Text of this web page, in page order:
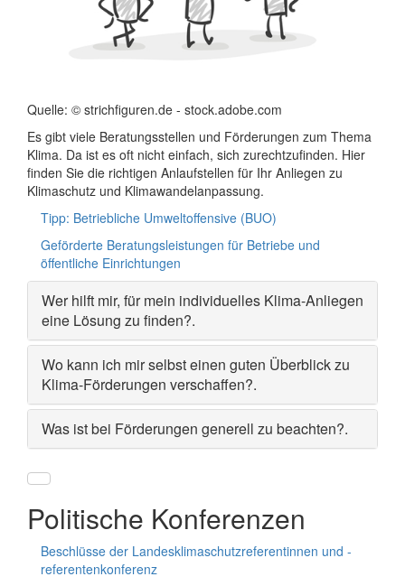
Quelle: © strichfiguren.de - stock.adobe.com
Es gibt viele Beratungsstellen und Förderungen zum Thema
Klima. Da ist es oft nicht einfach, sich zurechtzufinden. Hier
finden Sie die richtigen Anlaufstellen für Ihr Anliegen zu
Klimaschutz und Klimawandelanpassung.
Tipp: Betriebliche Umweltoffensive (BUO)
Geförderte Beratungsleistungen für Betriebe und
öffentliche Einrichtungen
Wer hilft mir, für mein individuelles Klima-Anliegen
eine Lösung zu finden?.
Wo kann ich mir selbst einen guten Überblick zu
Klima-Förderungen verschaffen?.
Was ist bei Förderungen generell zu beachten?.
Politische Konferenzen
Beschlüsse der Landesklimaschutzreferentinnen und -
referentenkonferenz